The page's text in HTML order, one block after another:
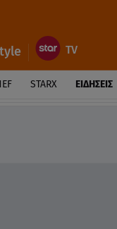
STARX ΕΙΔΉΣΕΙΣ